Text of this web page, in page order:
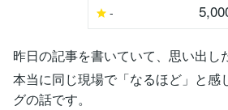
-
昨日の記事を書いていて、思い出し
本当に同じ現場で「なるほど」と感
グの話です。